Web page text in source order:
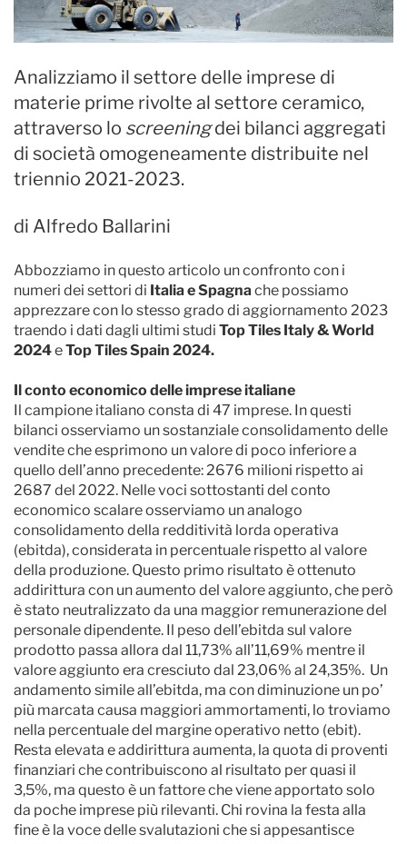
Analizziamo il settore delle imprese di
materie prime rivolte al settore ceramico,
attraverso lo screeningdei bilanci aggregati
di società omogeneamente distribuite nel
triennio 2021-2023.
di Alfredo Ballarini
Abbozziamo in questo articolo un confronto con i
numeri dei settori di Italia e Spagna che possiamo
apprezzare con lo stesso grado di aggiornamento 2023
traendo i dati dagli ultimi studi Top Tiles Italy & World
2024eTop Tiles Spain 2024.
Il conto economico delle imprese italiane
Il campione italiano consta di 47 imprese. In questi
bilanci osserviamo un sostanziale consolidamento delle
vendite che esprimono un valore di poco inferiore a
quello dell’anno precedente: 2676 milioni rispetto ai
2687 del 2022. Nelle voci sottostanti del conto
economico scalare osserviamo un analogo
consolidamento della redditività lorda operativa
(ebitda), considerata in percentuale rispetto al valore
della produzione. Questo primo risultato è ottenuto
addirittura con un aumento del valore aggiunto, che però
è stato neutralizzato da una maggior remunerazione del
personale dipendente. Il peso dell’ebitda sul valore
prodotto passa allora dal 11,73% all’11,69% mentre il
valore aggiunto era cresciuto dal 23,06% al 24,35%. Un
andamento simile all’ebitda, ma con diminuzione un po’
più marcata causa maggiori ammortamenti, lo troviamo
nella percentuale del margine operativo netto (ebit).
Resta elevata e addirittura aumenta, la quota di proventi
finanziari che contribuiscono al risultato per quasi il
3,5%, ma questo è un fattore che viene apportato solo
da poche imprese più rilevanti. Chi rovina la festa alla
fine è la voce delle svalutazioni che si appesantisce